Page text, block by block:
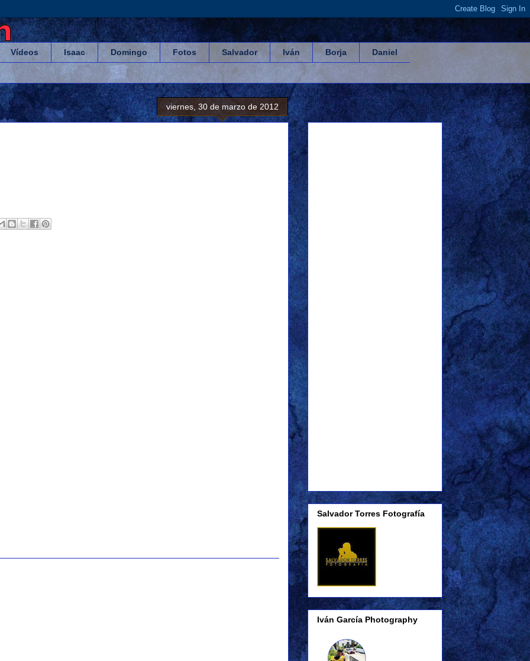
Vídeos Isaac Domingo Fotos Salvador Iván Borja Daniel
viernes, 30 de marzo de 2012
Salvador Torres Fotografía
Iván García Photography